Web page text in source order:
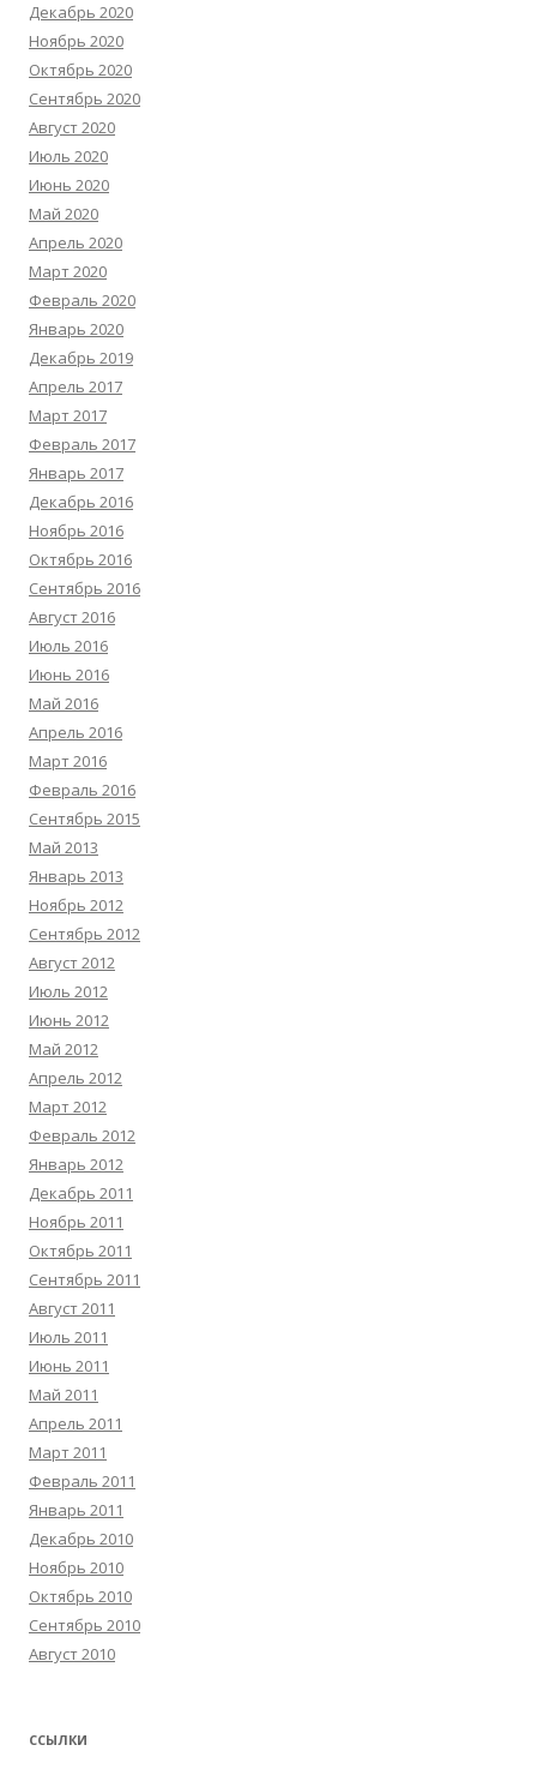
Декабрь 2020
Ноябрь 2020
Октябрь 2020
Сентябрь 2020
Август 2020
Июль 2020
Июнь 2020
Май 2020
Апрель 2020
Март 2020
Февраль 2020
Январь 2020
Декабрь 2019
Апрель 2017
Март 2017
Февраль 2017
Январь 2017
Декабрь 2016
Ноябрь 2016
Октябрь 2016
Сентябрь 2016
Август 2016
Июль 2016
Июнь 2016
Май 2016
Апрель 2016
Март 2016
Февраль 2016
Сентябрь 2015
Май 2013
Январь 2013
Ноябрь 2012
Сентябрь 2012
Август 2012
Июль 2012
Июнь 2012
Май 2012
Апрель 2012
Март 2012
Февраль 2012
Январь 2012
Декабрь 2011
Ноябрь 2011
Октябрь 2011
Сентябрь 2011
Август 2011
Июль 2011
Июнь 2011
Май 2011
Апрель 2011
Март 2011
Февраль 2011
Январь 2011
Декабрь 2010
Ноябрь 2010
Октябрь 2010
Сентябрь 2010
Август 2010
ССЫЛКИ